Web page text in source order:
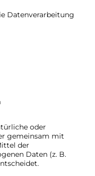
Datenverarbeitung
oder
gemeinsam mit
der
Daten (z. B.